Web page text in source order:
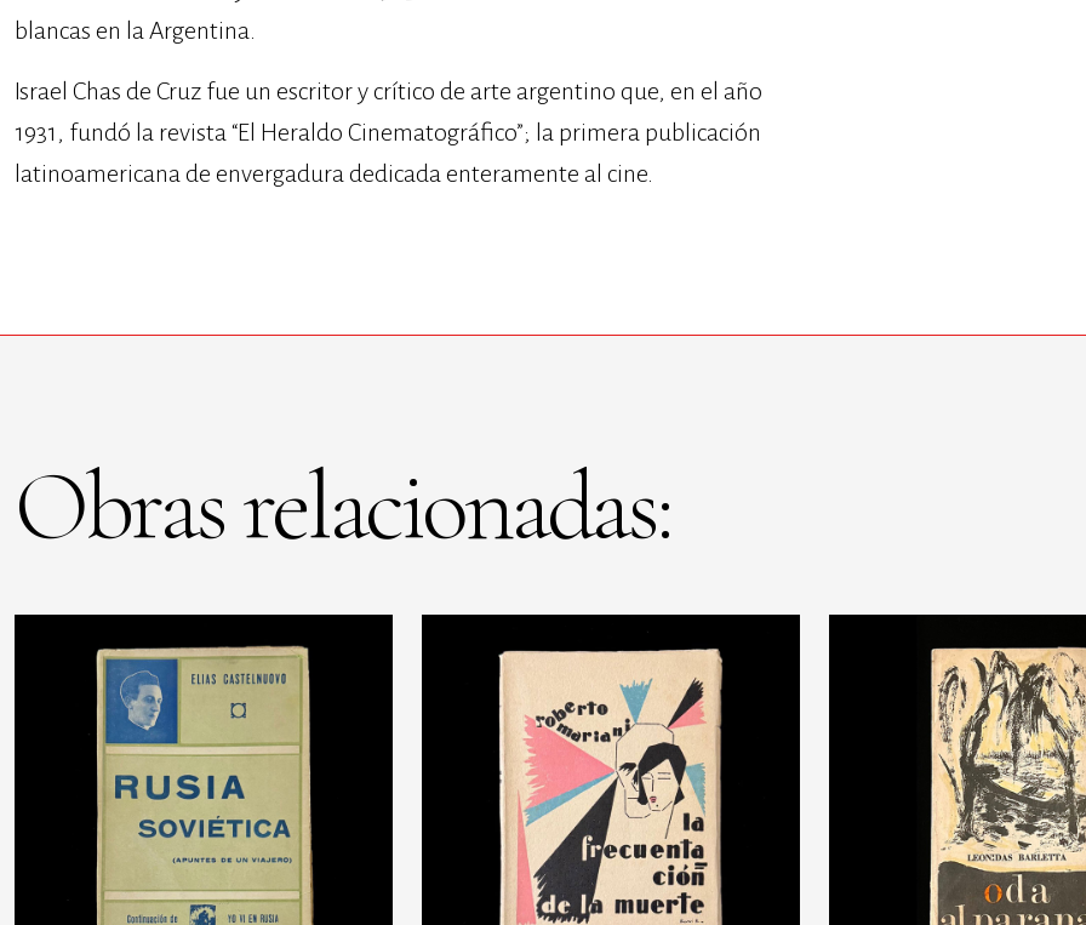
blancas en la Argentina.
Israel Chas de Cruz fue un escritor y crítico de arte argentino que, en el año
1931, fundó la revista “El Heraldo Cinematográfico”; la primera publicación
latinoamericana de envergadura dedicada enteramente al cine.
Obras relacionadas: